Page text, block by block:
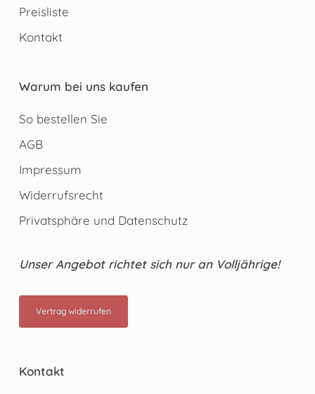
Preisliste
Kontakt
Warum bei uns kaufen
So bestellen Sie
AGB
Impressum
Widerrufsrecht
Privatsphäre und Datenschutz
Unser Angebot richtet sich nur an Volljährige!
Vertrag widerrufen
Kontakt